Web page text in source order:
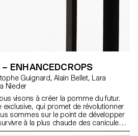
ENHANCEDCROPS
Hugo, Laura Nieder
visons à créer la pomme du futur.
qui promet de révolutionner
sommes sur le point de développer
à la plus chaude des canicules
les plus tardifs. Peu importe le